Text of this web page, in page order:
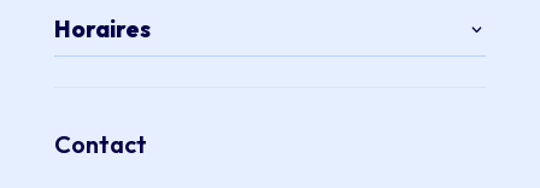
Horaires
Contact